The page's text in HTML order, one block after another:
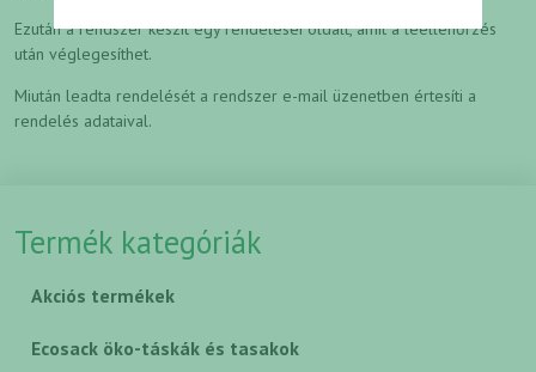
Ezután a rendszer készít egy rendeleséi oldalt, amit a leellenőrzés
után véglegesíthet.
Miután leadta rendelését a rendszer e-mail üzenetben értesíti a
rendelés adataival.
Termék kategóriák
Akciós termékek
Ecosack öko-táskák és tasakok